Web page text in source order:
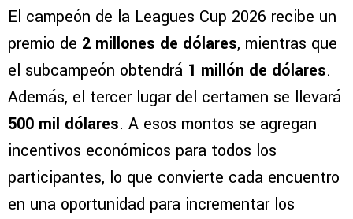
El campeón de la Leagues Cup 2026 recibe un
premio de 2 millones de dólares, mientras que
el subcampeón obtendrá 1 millón de dólares.
Además, el tercer lugar del certamen se llevará
500 mil dólares. A esos montos se agregan
incentivos económicos para todos los
participantes, lo que convierte cada encuentro
en una oportunidad para incrementar los